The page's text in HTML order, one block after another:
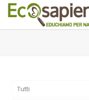
Tutti